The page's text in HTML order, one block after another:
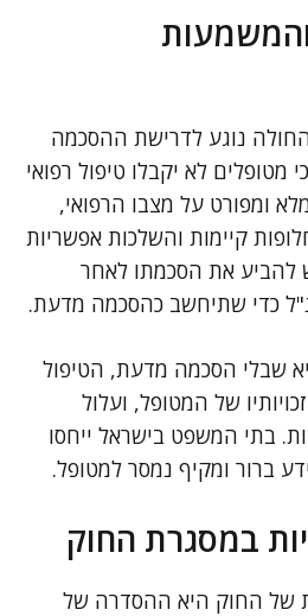
החולה נוגע לדרישת ההסכמה
לא יקבלו טיפול רפואי
ומפורט על מצבו הרפואי,
קיימות והשלכות אפשריות
להביע את הסכמתו לאחר
כדי שתיחשב כהסכמה מדעת.
שבלי הסכמה מדעת, הטיפול
של המטופל, ועלול
בתי המשפט בישראל ייחסו
ברור ומקיף נמסר למטופל.
במסגרת החוק
של החוק היא ההסדרה של